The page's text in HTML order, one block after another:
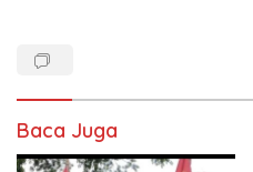
Baca Juga